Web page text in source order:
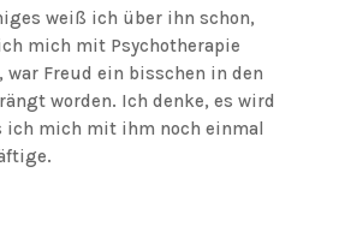
weiß ich über ihn schon,
mich mit Psychotherapie
Freud ein bisschen in den
worden. Ich denke, es wird
ich mich mit ihm noch einmal